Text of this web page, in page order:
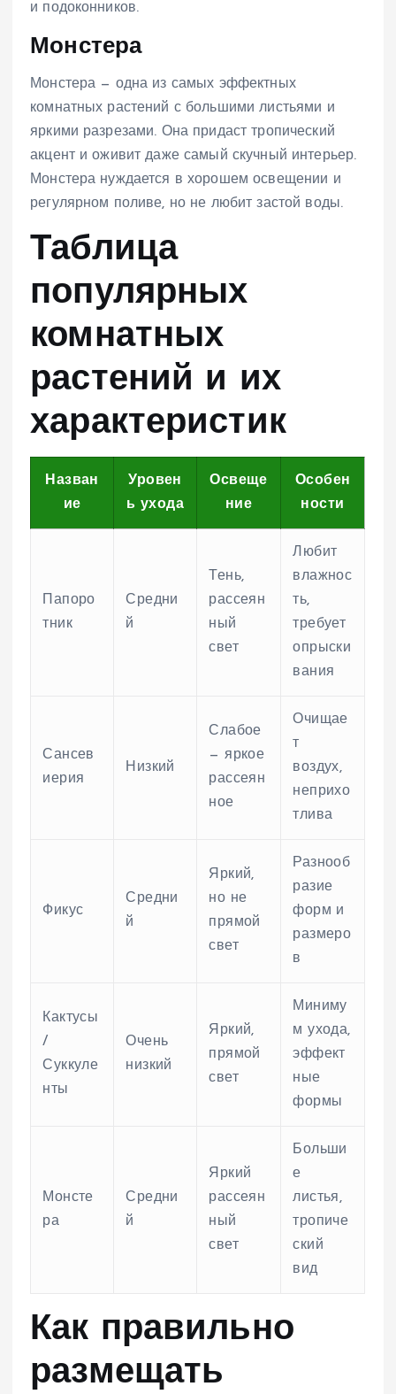
и подоконников.
Монстера
Монстера — одна из самых эффектных
комнатных растений с большими листьями и
яркими разрезами. Она придаст тропический
акцент и оживит даже самый скучный интерьер.
Монстера нуждается в хорошем освещении и
регулярном поливе, но не любит застой воды.
Таблица
популярных
комнатных
растений и их
характеристик
Назван
ие
Уровен
ь ухода
Освеще
ние
Особен
ности
Папоро
тник
Средни
й
Тень,
рассеян
ный
свет
Любит
влажнос
ть,
требует
опрыски
вания
Сансев
иерия
Низкий
Слабое
— яркое
рассеян
ное
Очищае
т
воздух,
неприхо
тлива
Фикус
Средни
й
Яркий,
но не
прямой
свет
Разнооб
разие
форм и
размеро
в
Кактусы
/
Суккуле
нты
Очень
низкий
Яркий,
прямой
свет
Миниму
м ухода,
эффект
ные
формы
Монсте
ра
Средни
й
Яркий
рассеян
ный
свет
Больши
е
листья,
тропиче
ский
вид
Как правильно
размещать